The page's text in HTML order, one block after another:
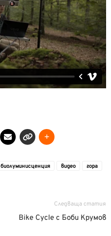
биолуминисценция видео
гора
Следваща статия
Bike Cycle с Боби Крумов